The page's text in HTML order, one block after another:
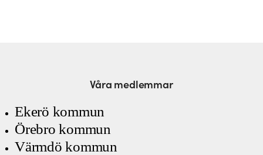
Våra medlemmar
Ekerö kommun
Örebro kommun
Värmdö kommun